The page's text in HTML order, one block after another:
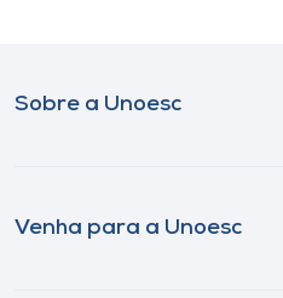
Sobre a Unoesc
Venha para a Unoesc